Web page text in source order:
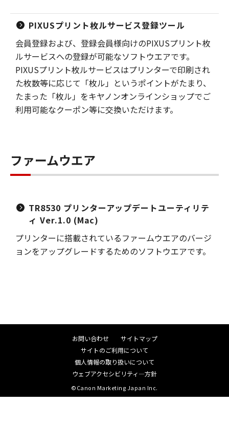
PIXUSプリント枚ルサービス登録ツール
会員登録および、登録会員様向けのPIXUSプリント枚
ルサービスへの登録が可能なソフトウエアです。
PIXUSプリント枚ルサービスはプリンターで印刷され
た枚数等に応じて「枚ル」というポイントがたまり、
たまった「枚ル」をキヤノンオンラインショップでご
利用可能なクーポン等に交換いただけます。
ファームウエア
TR8530 プリンターアップデートユーティリテ
ィ Ver.1.0 (Mac)
プリンターに搭載されているファームウエアのバージ
ョンをアップグレードするためのソフトウエアです。
お問い合わせ
サイトマップ
サイトのご利用について
個人情報の取り扱いについて
ウェブアクセシビリティ―方針
©Canon Marketing Japan Inc.